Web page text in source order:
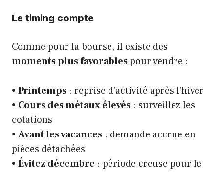
Le timing compte
Comme pour la bourse, il existe des
moments plus favorablespour vendre :
• Printemps : reprise d’activité après l’hiver
• Cours des métaux élevés : surveillez les
cotations
• Avant les vacances : demande accrue en
pièces détachées
• Évitez décembre : période creuse pour le